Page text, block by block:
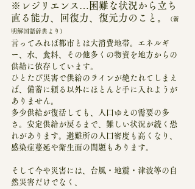
※レジリエンス…困難な状況から立ち
直る能力、回復力、復元力のこと。
（新
明解国語辞典より）
言ってみれば都市とは大消費地帯。エネルギ
ー、水、食料、その他多くの物資を地方からの
供給に依存しています。
ひとたび災害で供給のラインが絶たれてしまえ
ば、備蓄に頼る以外にほとんど手に入れようが
ありません。
多少供給が復活しても、人口ゆえの需要の多
さ。安定供給が戻るまで、難しい状況が続く恐
れがあります。避難所の人口密度も高くなり、
感染症蔓延や衛生面の問題もあります。
そして今や災害には、台風・地震・津波等の自
然災害だけでなく、